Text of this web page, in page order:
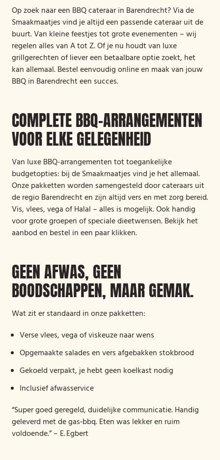
Op zoek naar een BBQ cateraar in Barendrecht? Via de
Smaakmaatjes vind je altijd een passende cateraar uit de
buurt. Van kleine feestjes tot grote evenementen – wij
regelen alles van A tot Z. Of je nu houdt van luxe
grillgerechten of liever een betaalbare optie zoekt, het
kan allemaal. Bestel eenvoudig online en maak van jouw
BBQ in Barendrecht een succes.
COMPLETE BBQ-ARRANGEMENTEN
VOOR ELKE GELEGENHEID
Van luxe BBQ-arrangementen tot toegankelijke
budgetopties: bij de Smaakmaatjes vind je het allemaal.
Onze pakketten worden samengesteld door cateraars uit
de regio Barendrecht en zijn altijd vers en met zorg bereid.
Vis, vlees, vega of Halal – alles is mogelijk. Ook handig
voor grote groepen of speciale dieetwensen. Bekijk het
aanbod en bestel in een paar klikken.
GEEN AFWAS, GEEN
BOODSCHAPPEN, MAAR GEMAK.
Wat zit er standaard in onze pakketten:
Verse vlees, vega of viskeuze naar wens
Opgemaakte salades en vers afgebakken stokbrood
Gekoeld verpakt, je hebt geen koelkast nodig
Inclusief afwasservice
“Super goed geregeld, duidelijke communicatie. Handig
geleverd met de gas‑bbq. Eten was lekker en ruim
voldoende.” – E. Egbert